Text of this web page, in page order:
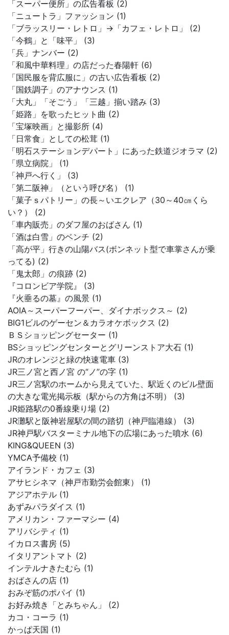
「スーパー便所」の広告看板 (2)
「ニュートラ」ファッション (1)
「ブラッスリー・レトロ」→「カフェ・レトロ」 (2)
「今鶴」と「味平」 (3)
「兵」ナンバー (2)
「和風中華料理」の店だった春陽軒 (6)
「国民服を背広服に」の古い広告看板 (2)
「国鉄調子」のアナウンス (1)
「大丸」「そごう」「三越」揃い踏み (3)
「姫路」を歌ったヒット曲 (2)
「宝塚映画」と撮影所 (4)
「日常食」としての松茸 (1)
「明石ステーションデパート」にあった鉄道ジオラマ (2)
「県立病院」 (1)
「神戸へ行く」 (3)
「第二阪神」（という呼び名） (1)
「菓子ｓパトリー」の長～いエクレア（30～40㎝くら
い？） (2)
「車内販売」のダフ屋のおばさん (1)
「酒は白雪」のベンチ (2)
「高が平」行きの山陽バス(ボンネット型で車掌さんが乗
ってる) (2)
「鬼太郎」の痕跡 (2)
『コロンビア学院』 (3)
『火垂るの墓』の風景 (1)
AOIA～スーパーフーパー、ダイナボックス～ (2)
BIG1ビルのゲーセン＆カラオケボックス (2)
ＢＳショッピングセーター (1)
BSショッピングセンターとグリーンストア大石 (1)
JRのオレンジと緑の快速電車 (3)
JR三ノ宮と西ノ宮 の“ノ”の字 (1)
JR三ノ宮駅のホームから見えていた、駅近くのビル壁面
の大きな電光掲示板（駅からの方角は不明） (3)
JR姫路駅の0番線乗り場 (2)
JR灘駅と阪神岩屋駅の間の踏切（神戸臨港線） (3)
JR神戸駅バスターミナル地下の広場にあった噴水 (6)
KING&QUEEN (3)
YMCA予備校 (1)
アイランド・カフェ (3)
アサヒシネマ（神戸市勤労会館東） (1)
アジアホテル (1)
あずみパラダイス (1)
アメリカン・ファーマシー (4)
アリバシティ (1)
イカロス書房 (5)
イタリアントマト (2)
インテルナきたむら (1)
おばさんの店 (1)
おみぞ筋のポパイ (1)
お好み焼き「とみちゃん」 (2)
カコ・コーラ (1)
かっぱ天国 (1)